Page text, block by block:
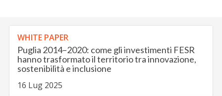
WHITE PAPER
Puglia 2014–2020: come gli investimenti FESR
hanno trasformato il territorio tra innovazione,
sostenibilità e inclusione
16 Lug 2025